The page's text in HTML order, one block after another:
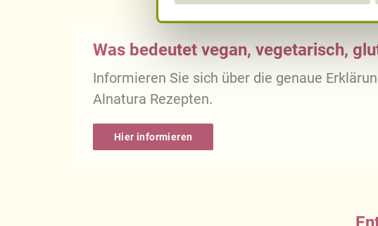
Was bedeutet vegan, vegetarisch,
Informieren Sie sich über die genaue
Alnatura Rezepten.
Hier informieren